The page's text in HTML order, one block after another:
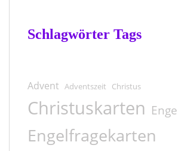
Schlagwörter Tags
Advent Adventszeit Christus
Christuskarten
Engelfragekarten